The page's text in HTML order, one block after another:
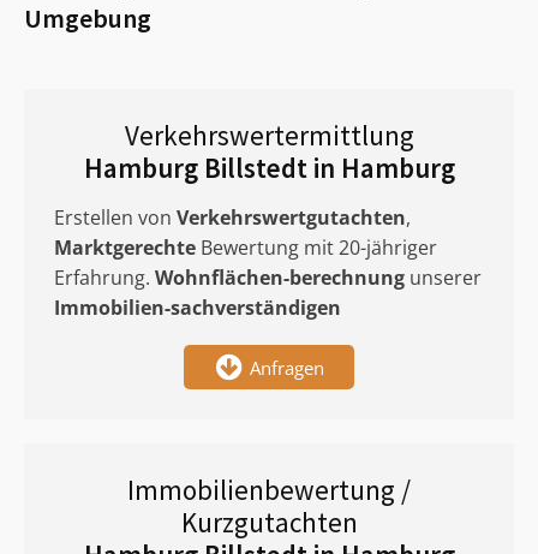
Umgebung
Verkehrswertermittlung
Hamburg Billstedt in Hamburg
Erstellen von Verkehrswertgutachten,
Marktgerechte Bewertung mit 20-jähriger
Erfahrung. Wohnflächen-berechnung unserer
Immobilien-sachverständigen
Anfragen
Immobilienbewertung /
Kurzgutachten